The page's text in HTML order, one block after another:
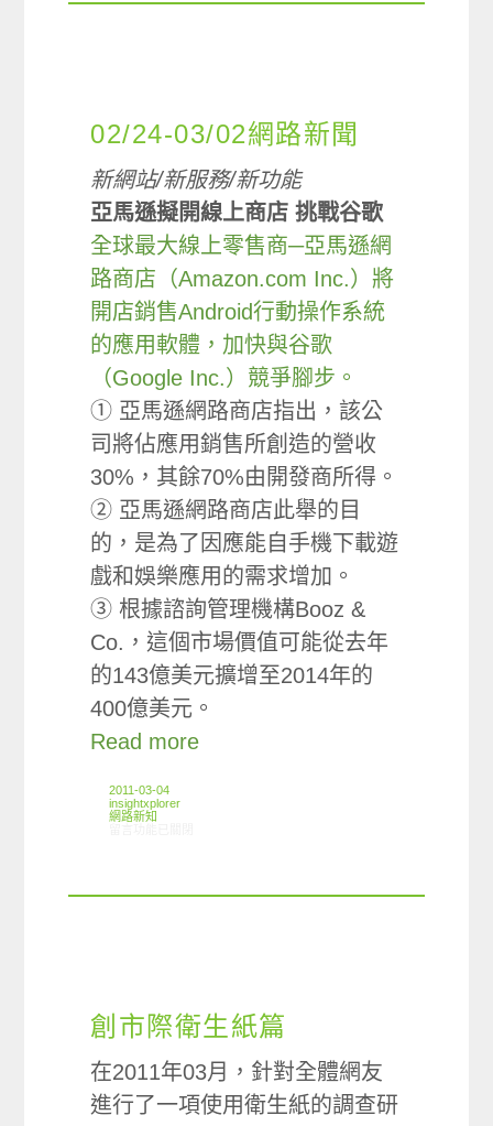
02/24-03/02網路新聞
新網站/新服務/新功能
亞馬遜擬開線上商店 挑戰谷歌
全球最大線上零售商─亞馬遜網
路商店（Amazon.com Inc.）將
開店銷售Android行動操作系統
的應用軟體，加快與谷歌
（Google Inc.）競爭腳步。
① 亞馬遜網路商店指出，該公
司將佔應用銷售所創造的營收
30%，其餘70%由開發商所得。
② 亞馬遜網路商店此舉的目
的，是為了因應能自手機下載遊
戲和娛樂應用的需求增加。
③ 根據諮詢管理機構Booz &
Co.，這個市場價值可能從去年
的143億美元擴增至2014年的
400億美元。
Read more
2011-03-04
insightxplorer
網路新知
創市際衛生紙篇
在2011年03月，針對全體網友
進行了一項使用衛生紙的調查研